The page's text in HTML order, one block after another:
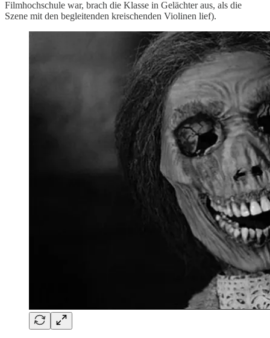
Filmhochschule war, brach die Klasse in Gelächter aus, als die
Szene mit den begleitenden kreischenden Violinen lief).